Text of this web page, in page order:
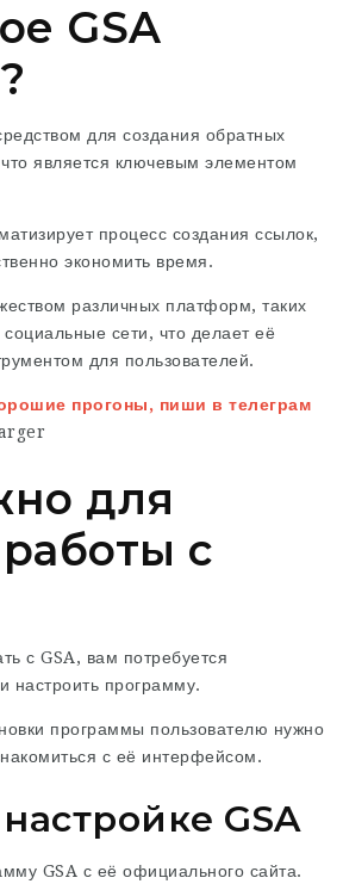
GSA
для создания обратных
является ключевым элементом
процесс создания ссылок,
экономить время.
различных платформ, таких
сети, что делает её
для пользователей.
прогоны, пиши в телеграм
для
с
с GSA, вам потребуется
настроить программу.
программы пользователю нужно
с её интерфейсом.
GSA
GSA с её официального сайта.